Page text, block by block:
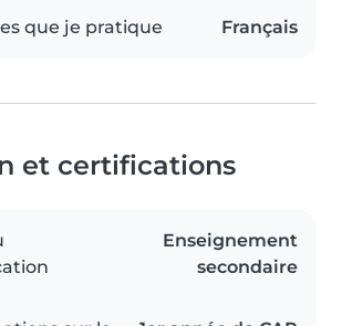
que je pratique Français
et certifications
Enseignement
secondaire